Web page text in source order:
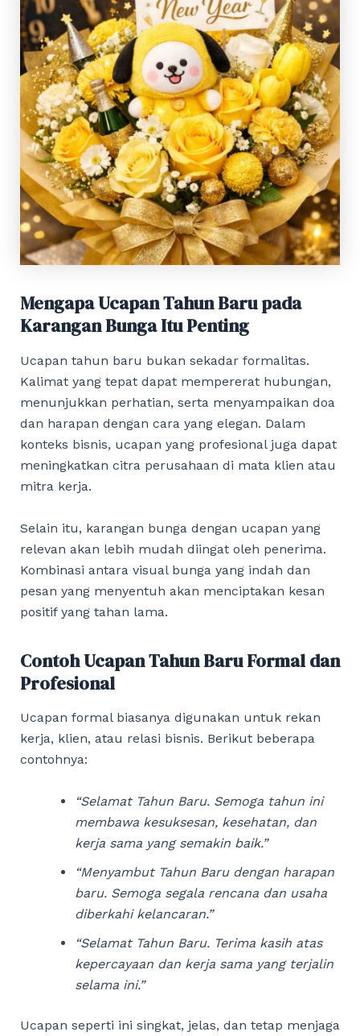
Mengapa Ucapan Tahun Baru pada
Karangan Bunga Itu Penting
Ucapan tahun baru bukan sekadar formalitas.
Kalimat yang tepat dapat mempererat hubungan,
menunjukkan perhatian, serta menyampaikan doa
dan harapan dengan cara yang elegan. Dalam
konteks bisnis, ucapan yang profesional juga dapat
meningkatkan citra perusahaan di mata klien atau
mitra kerja.
Selain itu, karangan bunga dengan ucapan yang
relevan akan lebih mudah diingat oleh penerima.
Kombinasi antara visual bunga yang indah dan
pesan yang menyentuh akan menciptakan kesan
positif yang tahan lama.
Contoh Ucapan Tahun Baru Formal dan
Profesional
Ucapan formal biasanya digunakan untuk rekan
kerja, klien, atau relasi bisnis. Berikut beberapa
contohnya:
“Selamat Tahun Baru. Semoga tahun ini
membawa kesuksesan, kesehatan, dan
kerja sama yang semakin baik.”
“Menyambut Tahun Baru dengan harapan
baru. Semoga segala rencana dan usaha
diberkahi kelancaran.”
“Selamat Tahun Baru. Terima kasih atas
kepercayaan dan kerja sama yang terjalin
selama ini.”
Ucapan seperti ini singkat, jelas, dan tetap menjaga